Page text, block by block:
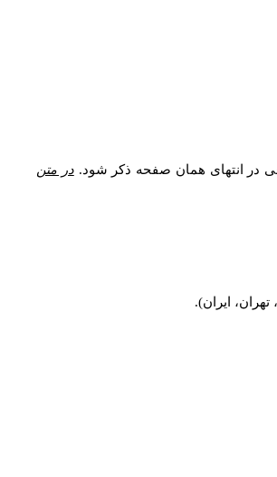
در انتهای همان صفحه ذکر شود. در متن
ایران).